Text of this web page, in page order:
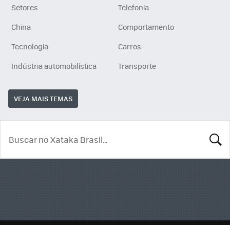
Setores
Telefonia
China
Comportamento
Tecnologia
Carros
Indústria automobilística
Transporte
VEJA MAIS TEMAS